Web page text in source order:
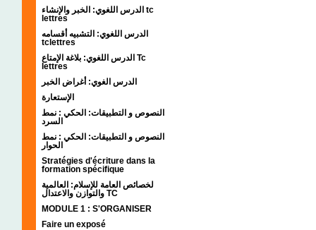
الدرس اللغوي: الخبر والإنشاء tc
lettres
الدرس اللغوي: التشبيه أقسامه
tclettres
الدرس اللغوي: بلاغة الإمتاع Tc
lettres
الدرس الغوي: أغراض الخبر
الإستعارة
النصوص و التطبيقات: الحكي : نمط
السرد
النصوص و التطبيقات: الحكي : نمط
الحوار
Stratégies d'écriture dans la
formation spécifique
لخصائص العامة للإسلام: العالمية
والتوازن والاعتدال TC
MODULE 1 : S'ORGANISER
Faire un exposé